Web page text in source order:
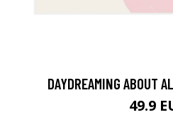
DAYDREAMING ABOUT
49.9